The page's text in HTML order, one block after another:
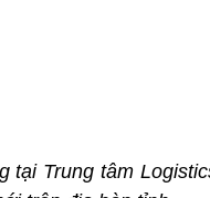
tại Trung tâm